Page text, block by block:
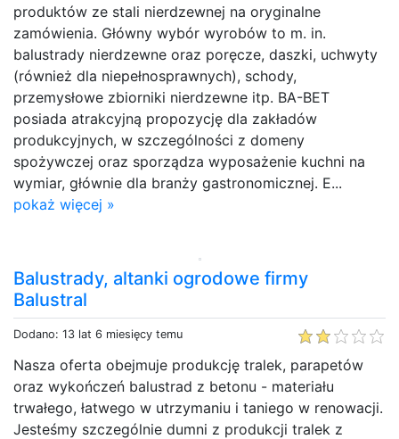
produktów ze stali nierdzewnej na oryginalne
zamówienia. Główny wybór wyrobów to m. in.
balustrady nierdzewne oraz poręcze, daszki, uchwyty
(również dla niepełnosprawnych), schody,
przemysłowe zbiorniki nierdzewne itp. BA-BET
posiada atrakcyjną propozycję dla zakładów
produkcyjnych, w szczególności z domeny
spożywczej oraz sporządza wyposażenie kuchni na
wymiar, głównie dla branży gastronomicznej. E...
pokaż więcej »
Balustrady, altanki ogrodowe firmy
Balustral
Dodano: 13 lat 6 miesięcy temu
Nasza oferta obejmuje produkcję tralek, parapetów
oraz wykończeń balustrad z betonu - materiału
trwałego, łatwego w utrzymaniu i taniego w renowacji.
Jesteśmy szczególnie dumni z produkcji tralek z